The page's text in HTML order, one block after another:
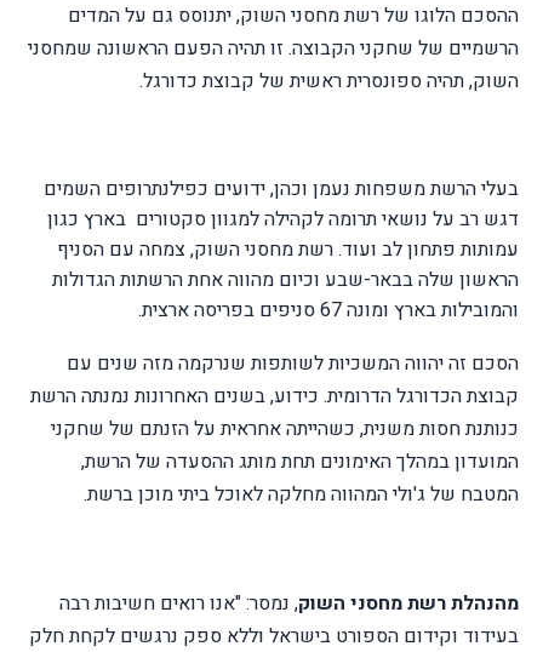
ההסכם הלוגו של רשת מחסני השוק, יתנוסס גם על המדים
הרשמיים של שחקני הקבוצה. זו תהיה הפעם הראשונה שמחסני
השוק, תהיה ספונסרית ראשית של קבוצת כדורגל.
בעלי הרשת משפחות נעמן וכהן, ידועים כפילנתרופים השמים
דגש רב על נושאי תרומה לקהילה למגוון סקטורים בארץ כגון
עמותות פתחון לב ועוד. רשת מחסני השוק, צמחה עם הסניף
הראשון שלה בבאר-שבע וכיום מהווה אחת הרשתות הגדולות
והמובילות בארץ ומונה 67 סניפים בפריסה ארצית.
הסכם זה יהווה המשכיות לשותפות שנרקמה מזה שנים עם
קבוצת הכדורגל הדרומית. כידוע, בשנים האחרונות נמנתה הרשת
כנותנת חסות משנית, כשהייתה אחראית על הזנתם של שחקני
המועדון במהלך האימונים תחת מותג ההסעדה של הרשת,
המטבח של ג'ולי המהווה מחלקה לאוכל ביתי מוכן ברשת.
מהנהלת רשת מחסני השוק, נמסר: "אנו רואים חשיבות רבה
בעידוד וקידום הספורט בישראל וללא ספק נרגשים לקחת חלק